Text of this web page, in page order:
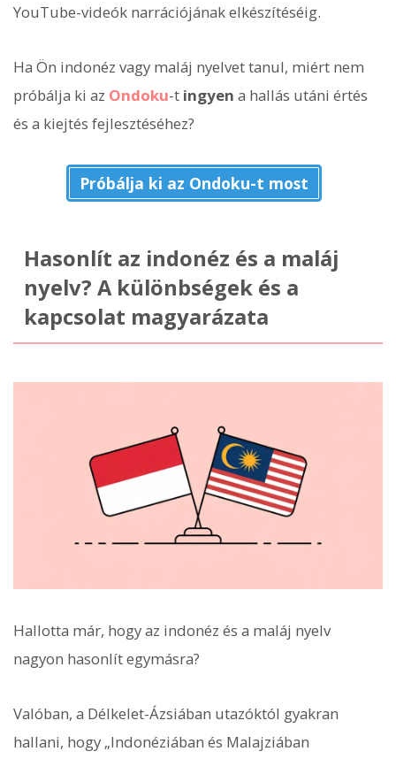
YouTube-videók narrációjának elkészítéséig.
Ha Ön indonéz vagy maláj nyelvet tanul, miért nem
próbálja ki az Ondoku-t ingyen a hallás utáni értés
és a kiejtés fejlesztéséhez?
Próbálja ki az Ondoku-t most
Hasonlít az indonéz és a maláj
nyelv? A különbségek és a
kapcsolat magyarázata
Hallotta már, hogy az indonéz és a maláj nyelv
nagyon hasonlít egymásra?
Valóban, a Délkelet-Ázsiában utazóktól gyakran
hallani, hogy „Indonéziában és Malajziában